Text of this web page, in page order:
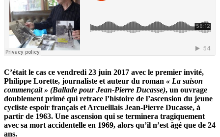
C’était le cas ce vendredi 23 juin 2017 avec le premier invité,
Philippe Lorette, journaliste et auteur du roman « La saison
commençait » (Ballade pour Jean-Pierre Ducasse), un ouvrage
doublement primé qui retrace l’histoire de l’ascension du jeune
cycliste espoir français et Arcueillais Jean-Pierre Ducasse, à
partir de 1963. Une ascension qui se terminera tragiquement
avec sa mort accidentelle en 1969, alors qu’il n’est âgé que de 24
ans.